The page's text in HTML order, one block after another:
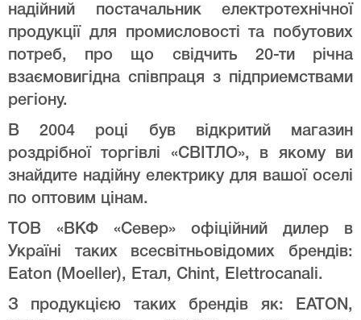
надійний постачальник електротехнічної
продукції для промисловості та побутових
потреб, про що свідчить 20-ти річна
взаємовигідна співпраця з підприемствами
регіону.
В 2004 році був відкритий магазин
роздрібної торгівлі «СВІТЛО», в якому ви
знайдите надійну електрику для вашої оселі
по оптовим цінам.
ТОВ «ВКФ «Север» офіційний дилер в
Україні таких всесвітньовідомих брендів:
Eaton (Moeller), Етал, Chint, Elettrocanali.
З продукцією таких брендів як: EATON,